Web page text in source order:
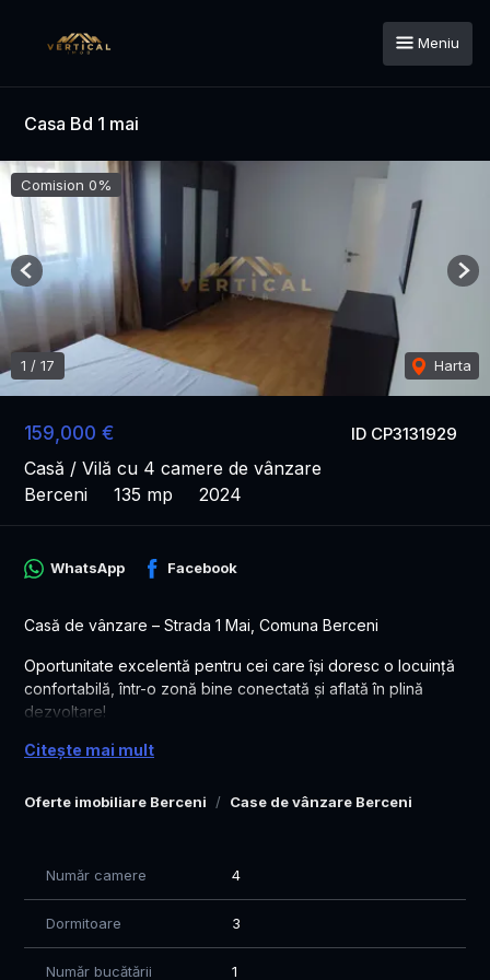
Meniu
Casa Bd 1 mai
ID CP3131929
159,000 €
Casă / Vilă cu 4 camere de vânzare
Berceni
135 mp 2024
Comision 0%
1 / 17 Harta
Previous
Oferte imobiliare Berceni Case de vânzare Berceni
WhatsApp Facebook
Casă de vânzare – Strada 1 Mai, Comuna Berceni
Oportunitate excelentă pentru cei care își doresc o locuință
confortabilă, într-o zonă bine conectată și aflată în plină
dezvoltare!
Casa este situată pe Strada 1 Mai din Comuna Berceni, la
București și principalele puncte de interes din zonă.
3 dormitoare spațioase;
2 băi moderne;
Living generos, ideal pentru momentele petrecute alături de
familie și prieteni;
Bucătărie funcțională și spații de depozitare bine organizate.
Citește mai mult
Număr camere 4
Dormitoare 3
Număr bucătării 1